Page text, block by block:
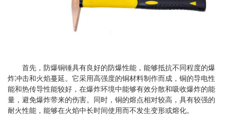
首先，防爆铜锤具有良好的防爆性能，能够抵抗不同程度的爆
炸冲击和火焰蔓延。它采用高强度的铜材料制作而成，铜的导电性
能和热传导性能较好，在爆炸环境中能够有效分散和吸收爆炸的能
量，避免爆炸带来的伤害。同时，铜的熔点相对较高，具有较强的
耐火性能，能够在火焰中长时间使用而不发生变形或熔化。